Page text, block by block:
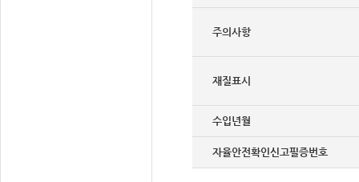
주의사항
재질표시
수입년월
자율안전확인신고필증번호